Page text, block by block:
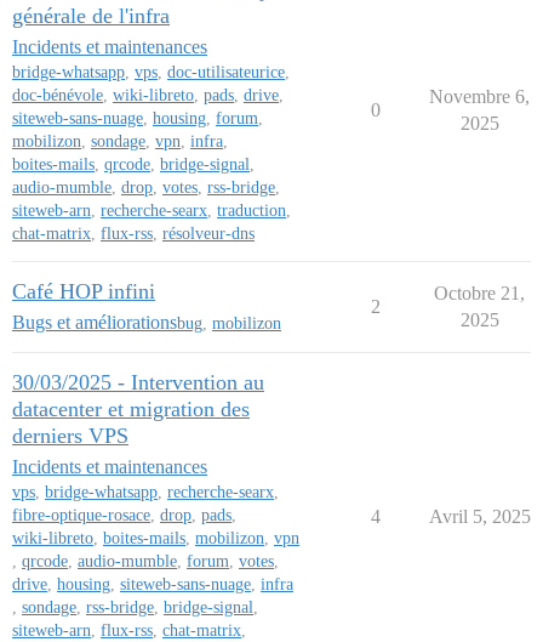
générale de l'infra
Incidents et maintenances
bridge-whatsapp, vps, doc-utilisateurice,
doc-bénévole, wiki-libreto, pads, drive,
siteweb-sans-nuage, housing, forum,
mobilizon, sondage, vpn, infra,
boites-mails, qrcode, bridge-signal,
audio-mumble, drop, votes, rss-bridge,
siteweb-arn, recherche-searx, traduction,
chat-matrix, flux-rss, résolveur-dns
0
Novembre 6,
2025
Café HOP infini
Bugs et améliorationsbug mobilizon
2
Octobre 21,
2025
30/03/2025 - Intervention au
datacenter et migration des
derniers VPS
Incidents et maintenances
vps, bridge-whatsapp, recherche-searx,
fibre-optique-rosace, drop, pads,
wiki-libreto, boites-mails, mobilizon, vpn
, qrcode, audio-mumble, forum, votes,
drive, housing, siteweb-sans-nuage, infra
, sondage, rss-bridge, bridge-signal,
siteweb-arn, flux-rss, chat-matrix,
4 Avril 5, 2025